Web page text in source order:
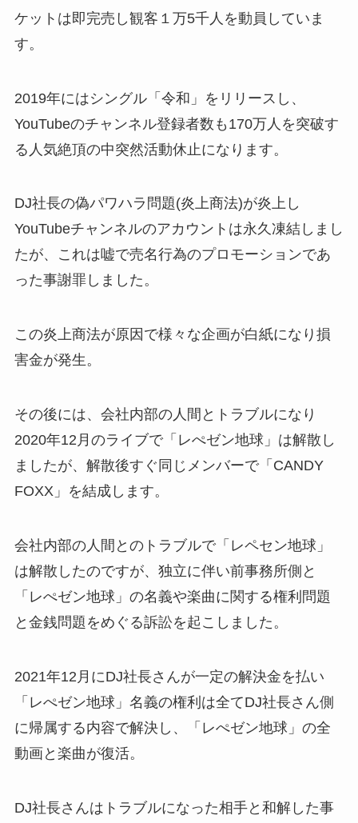
ケットは即完売し観客１万5千人を動員していま
す。
2019年にはシングル「令和」をリリースし、
YouTubeのチャンネル登録者数も170万人を突破す
る人気絶頂の中突然活動休止になります。
DJ社長の偽パワハラ問題(炎上商法)が炎上し
YouTubeチャンネルのアカウントは永久凍結しまし
たが、これは嘘で売名行為のプロモーションであ
った事謝罪しました。
この炎上商法が原因で様々な企画が白紙になり損
害金が発生。
その後には、会社内部の人間とトラブルになり
2020年12月のライブで「レぺゼン地球」は解散し
ましたが、解散後すぐ同じメンバーで「CANDY
FOXX」を結成します。
会社内部の人間とのトラブルで「レペセン地球」
は解散したのですが、独立に伴い前事務所側と
「レぺゼン地球」の名義や楽曲に関する権利問題
と金銭問題をめぐる訴訟を起こしました。
2021年12月にDJ社長さんが一定の解決金を払い
「レぺゼン地球」名義の権利は全てDJ社長さん側
に帰属する内容で解決し、「レぺゼン地球」の全
動画と楽曲が復活。
DJ社長さんはトラブルになった相手と和解した事